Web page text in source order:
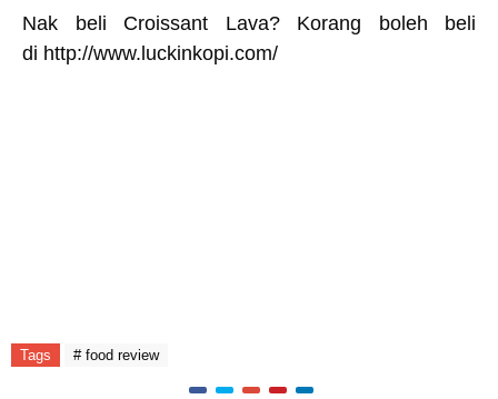
Nak beli Croissant Lava? Korang boleh beli
di http://www.luckinkopi.com/
Tags # food review